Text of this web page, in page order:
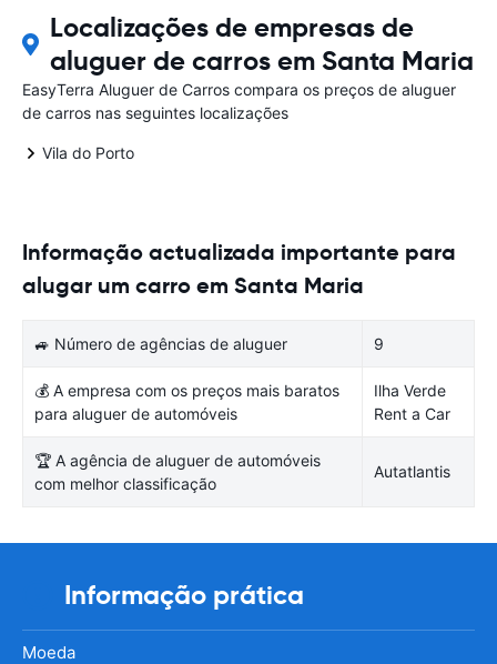
Localizações de empresas de
aluguer de carros em Santa Maria
EasyTerra Aluguer de Carros compara os preços de aluguer
de carros nas seguintes localizações
Vila do Porto
Informação actualizada importante para
alugar um carro em Santa Maria
🚙 Número de agências de aluguer 9
💰 A empresa com os preços mais baratos
para aluguer de automóveis
Ilha Verde
Rent a Car
🏆 A agência de aluguer de automóveis
com melhor classificação
Autatlantis
Informação prática
Moeda